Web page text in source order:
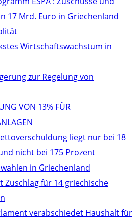
17 Mrd. Euro in Griechenland
Wirtschaftswachstum in
zur Regelung von
VON 13% FÜR
liegt nur bei 18
nicht bei 175 Prozent
in Griechenland
Zuschlag für 14 griechische
verabschiedet Haushalt für